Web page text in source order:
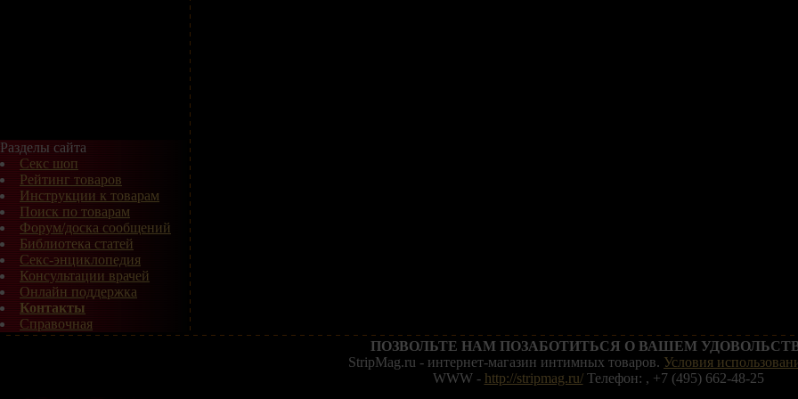
Разделы сайта
Секс шоп
Рейтинг товаров
Инструкции к товарам
Поиск по товарам
Форум/доска сообщений
Библиотека статей
Секс-энциклопедия
Консультации врачей
Онлайн поддержка
Контакты
Справочная
ПОЗВОЛЬТЕ НАМ ПОЗАБОТИТЬСЯ О ВАШЕМ
StripMag.ru - интернет-магазин интимных товаров. Условия
WWW - http://stripmag.ru/Телефон: , +7 (495) 662-48-25